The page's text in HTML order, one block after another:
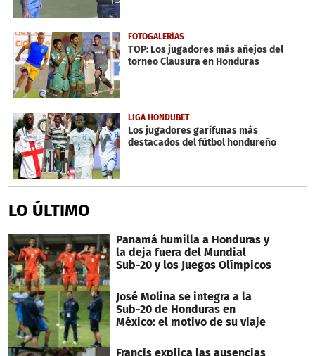
FOTOGALERÍAS
TOP: Los jugadores más añejos del
torneo Clausura en Honduras
LIGA HONDUBET
Los jugadores garífunas más
destacados del fútbol hondureño
LO ÚLTIMO
Panamá humilla a Honduras y
la deja fuera del Mundial
Sub-20 y los Juegos Olímpicos
José Molina se integra a la
Sub-20 de Honduras en
México: el motivo de su viaje
Francis explica las ausencias